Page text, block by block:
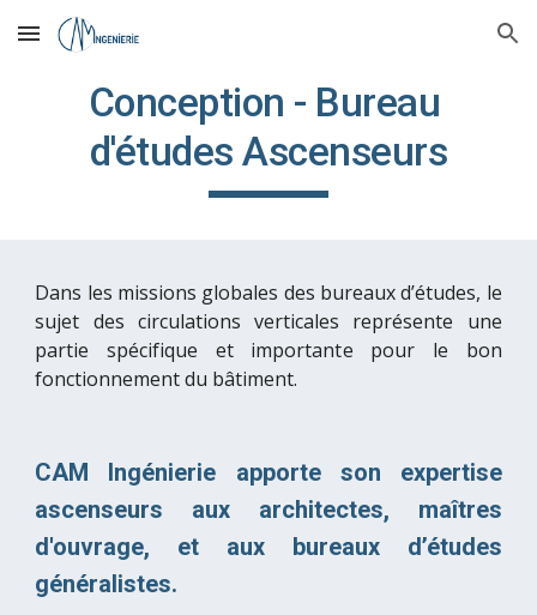
Skip to main content Skip to navigation
Conception - Bureau
d'études Ascenseurs
Dans les missions globales des bureaux d’études, le
sujet des circulations verticales représente une
partie spécifique et importante pour le bon
fonctionnement du bâtiment.
CAM Ingénierie apporte son expertise
ascenseurs aux architectes, maîtres
d'ouvrage, et aux bureaux d’études
généralistes.